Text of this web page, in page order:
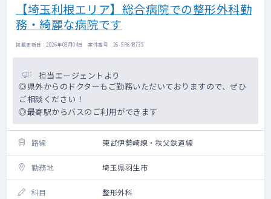
【埼玉利根エリア】総合病院での整形外科勤
務・綺麗な病院です
掲載更新日 : 2026年08月04日 案件番号 : 26-SR648735
担当エージェントより
◎県外からのドクターもご勤務いただいておりますので、ぜひ
ご相談ください！
◎最寄駅からバスのご利用ができます
路線 東武伊勢崎線・秩父鉄道線
勤務地 埼玉県羽生市
科目 整形外科